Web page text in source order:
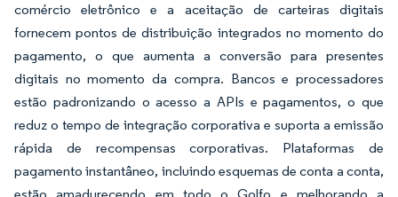
comércio eletrônico e a aceitação de carteiras digitais
fornecem pontos de distribuição integrados no momento do
pagamento, o que aumenta a conversão para presentes
digitais no momento da compra. Bancos e processadores
estão padronizando o acesso a APIs e pagamentos, o que
reduz o tempo de integração corporativa e suporta a emissão
rápida de recompensas corporativas. Plataformas de
pagamento instantâneo, incluindo esquemas de conta a conta,